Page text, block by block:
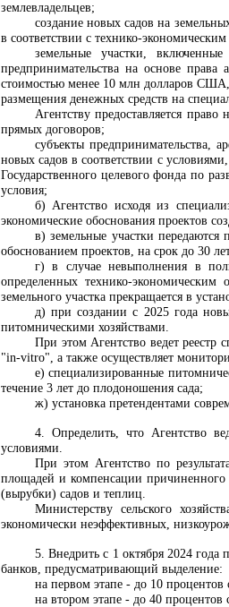
землевладельцев;
создание новых садов на
в соответствии с технико-
земельные участки,
предпринимательства на основе
стоимостью менее 10 млн долларов США,
размещения денежных средств на
Агентству предоставляется
прямых договоров;
субъекты предпринимательства,
новых садов в соответствии с
Государственного целевого фонда по
условия;
б) Агентство исходя из
экономические обоснования проектов
в) земельные участки передаются
обоснованием проектов, на срок до 30
г) в случае невыполнения в
определенных технико-
земельного участка прекращается в
д) при создании с 2025 года
питомническими хозяйствами.
При этом Агентство ведет реестр
"in-vitro", а также осуществляет
е) специализированные
течение 3 лет до плодоношения сада;
ж) установка претендентами
4. Определить, что Агентство
условиями.
При этом Агентство по
площадей и компенсации причиненного
(вырубки) садов и теплиц.
Министерству сельского
экономически неэффективных,
5. Внедрить с 1 октября 2024 года
банков, предусматривающий выделение:
на первом этапе - до 10 процентов
на втором этапе - до 40